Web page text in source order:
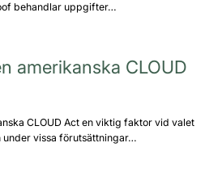
behandlar uppgifter…
amerikanska CLOUD
CLOUD Act en viktig faktor vid valet
under vissa förutsättningar…